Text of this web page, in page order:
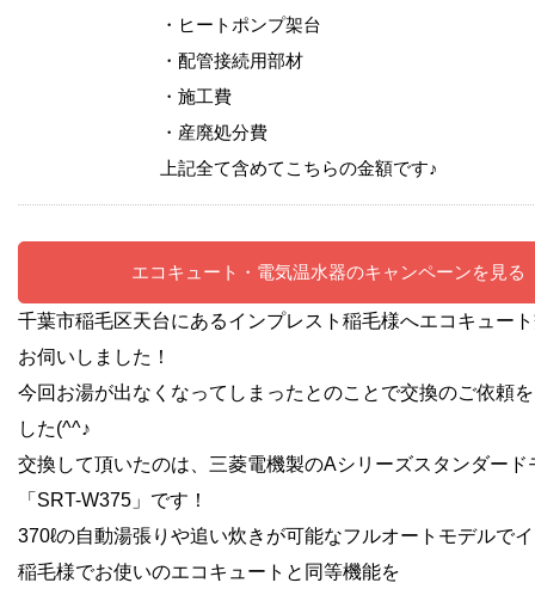
・ヒートポンプ架台
・配管接続用部材
・施工費
・産廃処分費
上記全て含めてこちらの金額です♪
エコキュート・電気温水器のキャンペーンを見る
千葉市稲毛区天台にあるインプレスト稲毛様へエコキュー
お伺いしました！
今回お湯が出なくなってしまったとのことで交換のご依頼
した(^^♪
交換して頂いたのは、三菱電機製のAシリーズスタンダード
「SRT-W375」です！
370ℓの自動湯張りや追い炊きが可能なフルオートモデルで
稲毛様でお使いのエコキュートと同等機能を